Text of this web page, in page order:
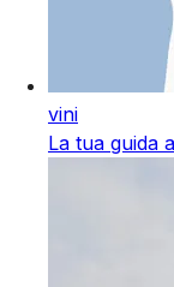
vini
La tua guida